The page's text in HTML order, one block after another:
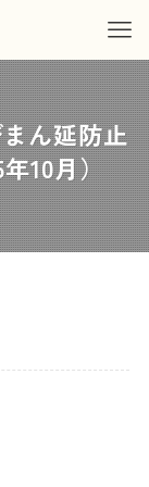
ん延防止
10月）